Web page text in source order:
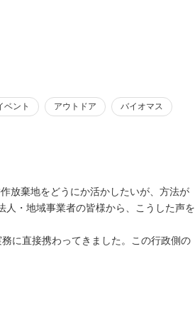
ベント アウトドア バイオマス
放棄地をどうにか活かしたいが、方法が
・地域事業者の皆様から、こうした声を
に直接携わってきました。この行政側の
助金を活用した資金調達まで、企画から
した観光農園の立ち上げ支援などを手掛
つなげてきました。